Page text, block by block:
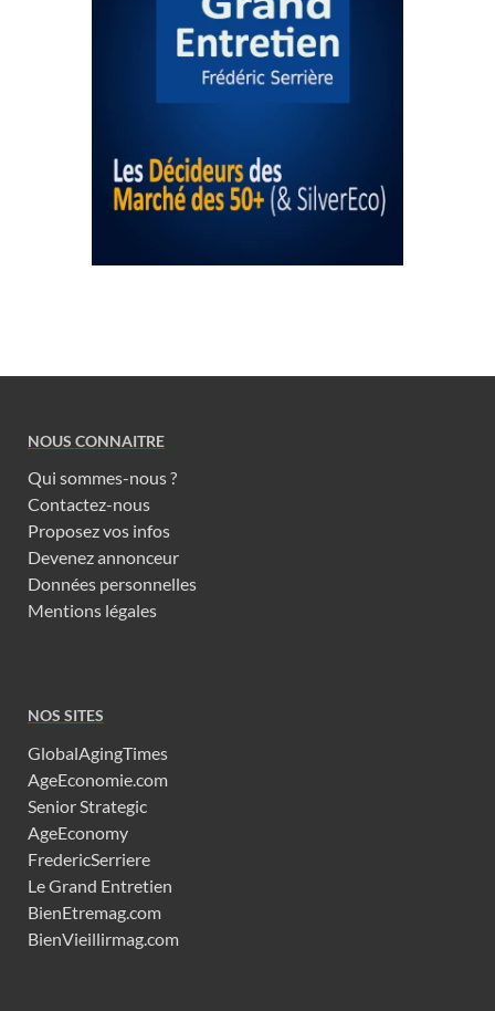
NOUS CONNAITRE
Qui sommes-nous ?
Contactez-nous
Proposez vos infos
Devenez annonceur
Données personnelles
Mentions légales
NOS SITES
GlobalAgingTimes
AgeEconomie.com
Senior Strategic
AgeEconomy
FredericSerriere
Le Grand Entretien
BienEtremag.com
BienVieillirmag.com